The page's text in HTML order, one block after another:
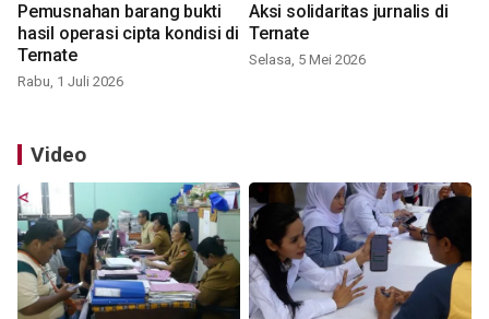
Pemusnahan barang bukti
hasil operasi cipta kondisi di
Ternate
Rabu, 1 Juli 2026
Aksi solidaritas jurnalis di
Ternate
Selasa, 5 Mei 2026
Video